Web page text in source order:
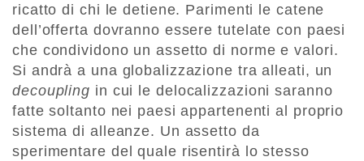
ricatto di chi le detiene. Parimenti le catene
dell’offerta dovranno essere tutelate con paesi
che condividono un assetto di norme e valori.
Si andrà a una globalizzazione tra alleati, un
decoupling in cui le delocalizzazio­ni saranno
fatte soltanto nei paesi appartenenti al proprio
sistema di alleanze. Un assetto da
sperimentare del quale risentirà lo stesso